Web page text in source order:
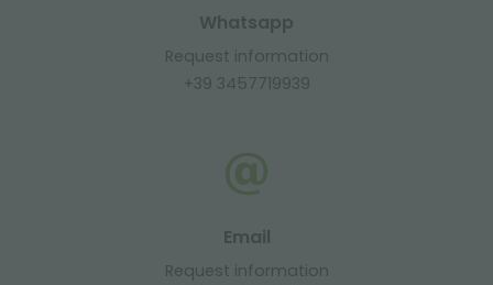
Whatsapp
Request information
+39 3457719939
Email
Request information